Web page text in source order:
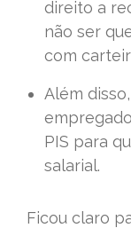
direito a
não ser
com
Além
PIS para
salarial.
Ficou claro